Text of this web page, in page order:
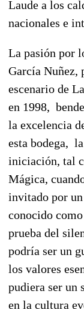
Laude a los
nacionales e
La pasión por
García Nuñez,
escenario de
en 1998,
la excelencia
esta bodega,
iniciación, tal
Mágica,
invitado por
conocido
prueba del
podría ser un
los valores
pudiera ser un
en la cultura